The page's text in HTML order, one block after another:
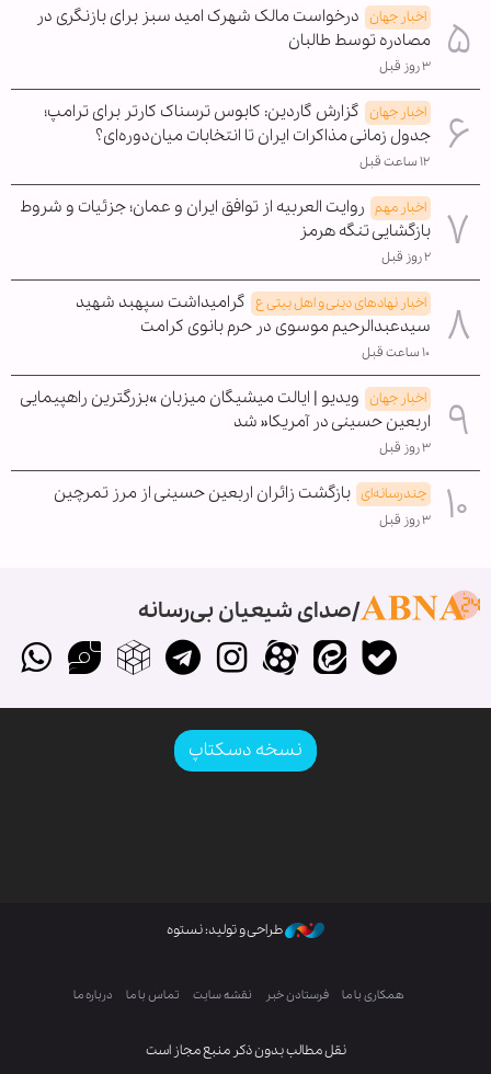
اخبار جهان درخواست مالک شهرک امید سبز برای بازنگری در
مصادره توسط طالبان
۳ روز قبل
اخبار جهان گزارش گاردین: کابوس ترسناک کارتر برای ترامپ؛
جدول زمانی مذاکرات ایران تا انتخابات میان‌دوره‌ای؟
۱۲ ساعت قبل
اخبار مهم روایت العربیه از توافق ایران و عمان؛ جزئیات و شروط
بازگشایی تنگه هرمز
۲ روز قبل
اخبار نهادهای دینی و اهل بیتی ع گرامیداشت سپهبد شهید
سیدعبدالرحیم موسوی در حرم بانوی کرامت
۱۰ ساعت قبل
اخبار جهان ویدیو | ایالت میشیگان میزبان »بزرگترین راهپیمایی
اربعین حسینی در آمریکا« شد
۳ روز قبل
چندرسانه‌ای بازگشت زائران اربعین حسینی از مرز تمرچین
۳ روز قبل
صدای شیعیان بی‌رسانه
نسخه دسکتاپ
نقل مطالب بدون ذکر منبع مجاز است
طراحی و تولید: نستوه
همکاری با ما فرستادن خبر نقشه سایت تماس با ما درباره ما